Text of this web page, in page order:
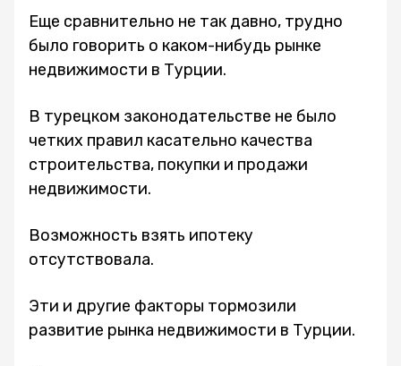
Еще сравнительно не так давно, трудно
было говорить о каком-нибудь рынке
недвижимости в Турции.
В турецком законодательстве не было
четких правил касательно качества
строительства, покупки и продажи
недвижимости.
Возможность взять ипотеку
отсутствовала.
Эти и другие факторы тормозили
развитие рынка недвижимости в Турции.